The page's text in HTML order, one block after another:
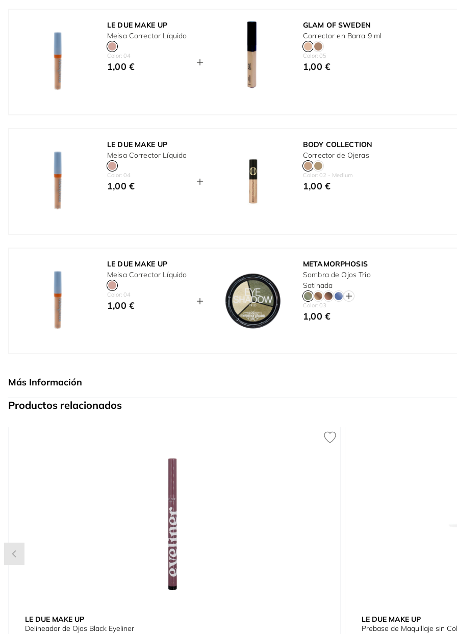
LE DUE MAKE UP
Meisa Corrector Líquido
Color: 04
1,00 €
GLAM OF SWEDEN
Corrector en Barra 9 ml
Color: 05
1,00 €
LE DUE MAKE UP
Meisa Corrector Líquido
Color: 04
1,00 €
BODY COLLECTION
Corrector de Ojeras
Color: 02 - Medium
1,00 €
LE DUE MAKE UP
Meisa Corrector Líquido
Color: 04
1,00 €
METAMORPHOSIS
Sombra de Ojos Trio
Satinada
Color: 03
1,00 €
Más Información
Productos relacionados
LE DUE MAKE UP
Delineador de Ojos Black Eyeliner
LE DUE MAKE UP
Prebase de Maquillaje sin